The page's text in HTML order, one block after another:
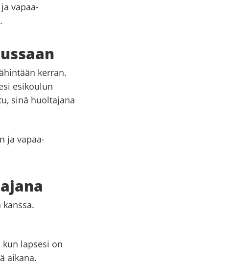
vapaa-
kerran.
esikoulun
sinä huoltajana
ja vapaa-
lapsesi on
aikana.